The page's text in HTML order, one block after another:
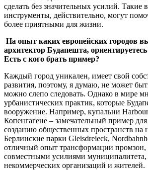
сделать без значительных усилий.
инструменты, действительно, могут
более приятными для жизни.
На опыт каких европейских городов
архитектор Будапешта, ориентируетесь
Есть с кого брать пример?
Каждый город уникален, имеет свой
развития, поэтому, я думаю, не может
можно слепо следовать. Однако в мире
урбанистических практик, которые
вооружение. Например, купальни
Копенгагене – замечательный пример
созданию общественных пространств на
Берлинские парки Gleisdreieck,
отличный опыт трансформации промзон,
совместными усилиями муниципалитета,
некоммерческих организаций и жителей.